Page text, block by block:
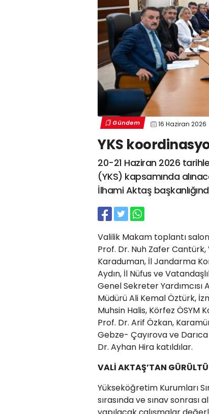
Gündem 16 Haziran 2026
YKS
20-21 Haziran 2026
(YKS) kapsamında
İlhami Aktaş
Valilik Makam toplantı
Prof. Dr. Nuh Zafer Cantürk,
Karaduman, İl Jandarma
Aydın, İl Nüfus ve
Genel Sekreter Yardımcısı
Müdürü Ali Kemal Öztürk,
Muhsin Halis, Körfez ÖSYM
Prof. Dr. Arif Özkan,
Gebze- Çayırova ve
Dr. Ayhan Hira katıldılar.
VALİ AKTAŞ’TAN
Yükseköğretim Kurumları
sırasında ve sınav